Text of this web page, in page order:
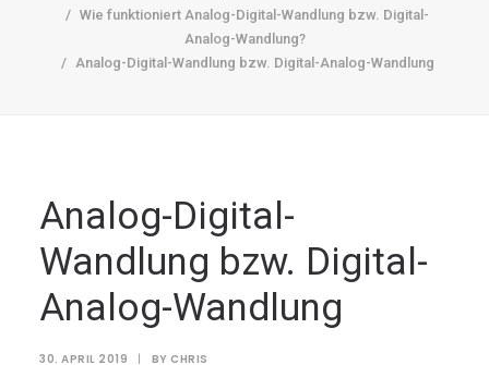
DOWNLOADS
Wie funktioniert Analog-Digital-Wandlung bzw. Digital-
Analog-Wandlung?
Analog-Digital-Wandlung bzw. Digital-Analog-Wandlung
Analog-Digital-
Wandlung bzw. Digital-
Analog-Wandlung
30. APRIL 2019 | BY CHRIS